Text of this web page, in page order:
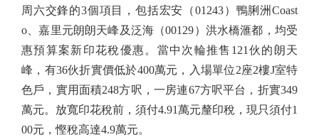
周六交鋒的3個項目，包括宏安（01243）鴨脷洲Coast
o、嘉里元朗朗天峰及泛海（00129）洪水橋滙都，均受
惠預算案新印花稅優惠。當中次輪推售121伙的朗天
峰，有36伙折實價低於400萬元，入場單位2座2樓J室特
色戶，實用面積248方呎，一房連67方呎平台，折實349
萬元。放寬印花稅前，須付4.91萬元釐印稅，現只須付1
00元，慳稅高達4.9萬元。